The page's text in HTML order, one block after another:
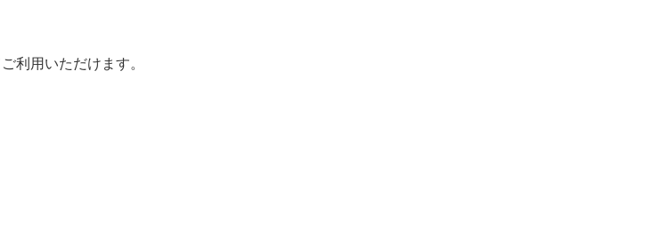
利用いただけます。